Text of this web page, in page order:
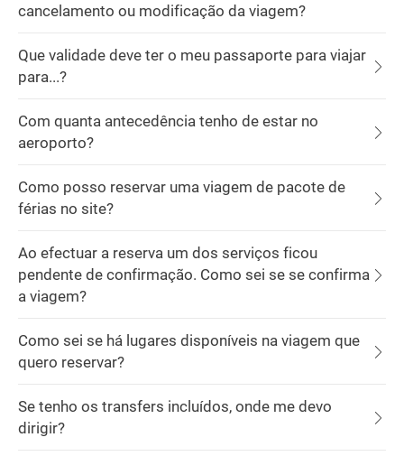
cancelamento ou modificação da viagem?
Que validade deve ter o meu passaporte para viajar
para...?
Com quanta antecedência tenho de estar no
aeroporto?
Como posso reservar uma viagem de pacote de
férias no site?
Ao efectuar a reserva um dos serviços ficou
pendente de confirmação. Como sei se se confirma
a viagem?
Como sei se há lugares disponíveis na viagem que
quero reservar?
Se tenho os transfers incluídos, onde me devo
dirigir?